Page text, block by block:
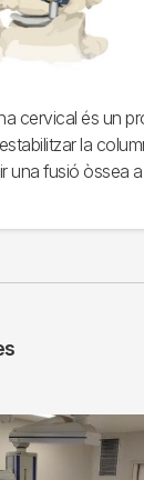
cervical és un
la
una fusió òssea a